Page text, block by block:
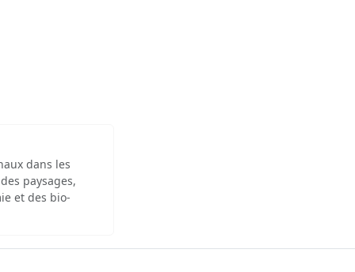
dans les
paysages,
et des bio-